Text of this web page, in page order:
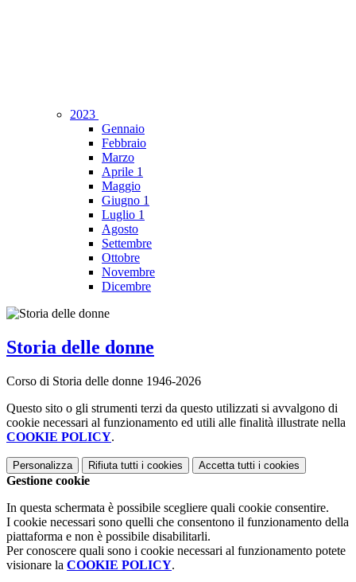
2023
Gennaio
Febbraio
Marzo
Aprile 1
Maggio
Giugno 1
Luglio 1
Agosto
Settembre
Ottobre
Novembre
Dicembre
Storia delle donne
Corso di Storia delle donne 1946-2026
Questo sito o gli strumenti terzi da questo utilizzati si avvalgono di
cookie necessari al funzionamento ed utili alle finalità illustrate nella
COOKIE POLICY.
Personalizza Rifiuta tutti i cookies Accetta tutti i cookies
Gestione cookie
In questa schermata è possibile scegliere quali cookie consentire.
I cookie necessari sono quelli che consentono il funzionamento della
piattaforma e non è possibile disabilitarli.
Per conoscere quali sono i cookie necessari al funzionamento potete
visionare la COOKIE POLICY.